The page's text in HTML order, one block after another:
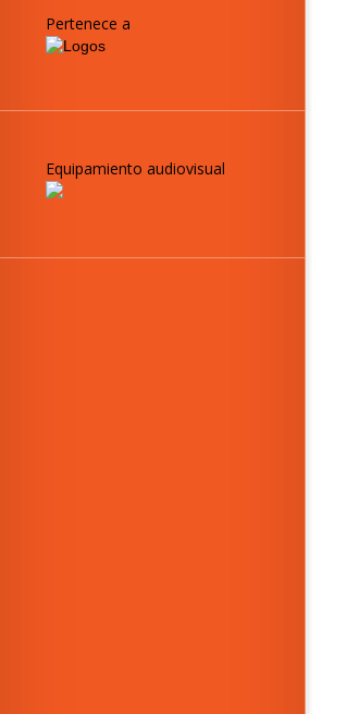
Pertenece a
Equipamiento audiovisual